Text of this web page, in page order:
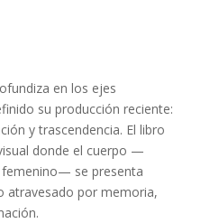
en los ejes
su producción reciente:
y trascendencia. El libro
donde el cuerpo —
se presenta
atravesado por memoria,